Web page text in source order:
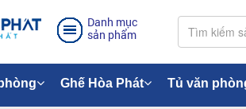
Danh mục
sản phẩm
Ghế Hòa Phát Tủ văn